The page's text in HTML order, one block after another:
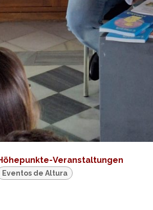
Veranstaltungen
Eventos de Altura